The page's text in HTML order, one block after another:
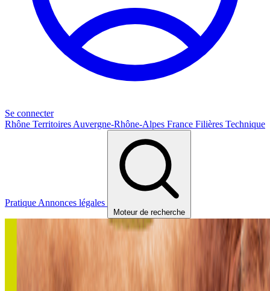
Se connecter
Rhône Territoires Auvergne-Rhône-Alpes France Filières Technique
Pratique Annonces légales
Moteur de recherche